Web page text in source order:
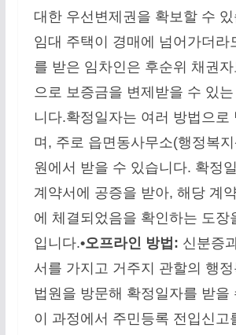
대한 우선변제권을 확보할 수
임대 주택이 경매에 넘어가더라
를 받은 임차인은 후순위 채권
으로 보증금을 변제받을 수 있
니다.확정일자는 여러 방법으로
며, 주로 읍면동사무소(행정복
원에서 받을 수 있습니다. 확정
계약서에 공증을 받아, 해당 계
에 체결되었음을 확인하는 도장
입니다.•오프라인 방법: 신분증
서를 가지고 거주지 관할의 행
법원을 방문해 확정일자를 받을
이 과정에서 주민등록 전입신고